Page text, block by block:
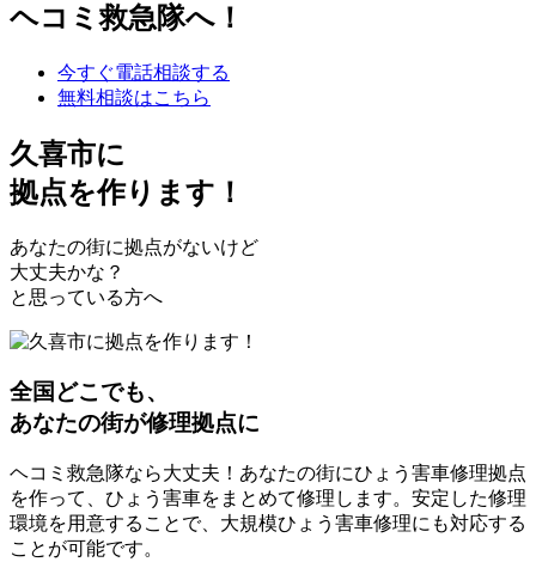
ヘコミ救急隊へ！
今すぐ電話相談する
無料相談はこちら
久喜市に
拠点を作ります！
あなたの街に拠点がないけど
大丈夫かな？
と思っている方へ
全国どこでも、
あなたの街が修理拠点に
ヘコミ救急隊なら大丈夫！あなたの街にひょう害車修理拠点
を作って、ひょう害車をまとめて修理します。安定した修理
環境を用意することで、大規模ひょう害車修理にも対応する
ことが可能です。